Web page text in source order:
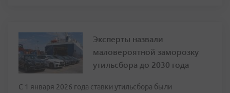
Эксперты назвали
маловероятной заморозку
утильсбора до 2030 года
С 1 января 2026 года ставки утильсбора были